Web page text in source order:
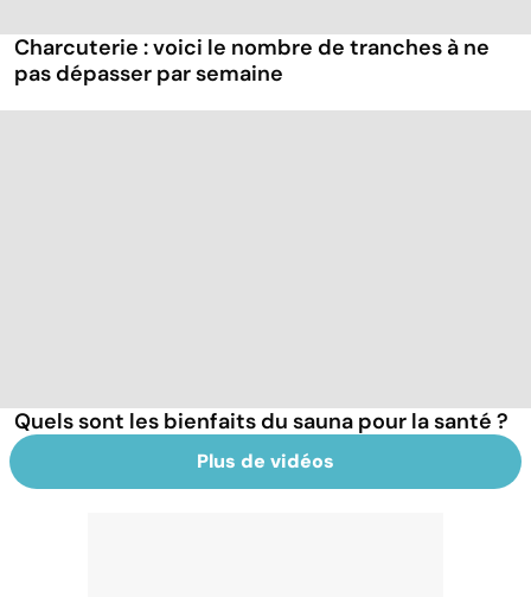
Charcuterie : voici le nombre de tranches à ne
pas dépasser par semaine
Quels sont les bienfaits du sauna pour la santé ?
Plus de vidéos